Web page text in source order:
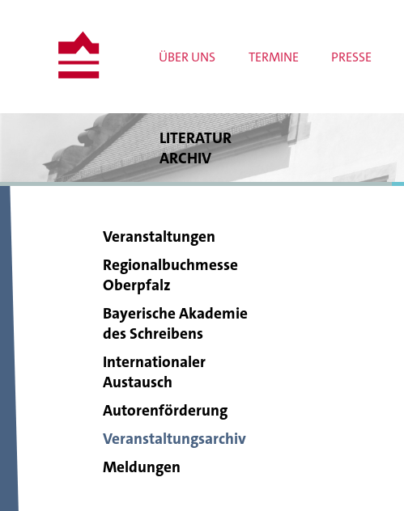
ÜBER UNS TERMINE PRESSE
LITERATUR
ARCHIV
Bestände
Archivrecherche
Publikationen
Wissenschaftliche Projekte
Tagungen und Workshops
Veranstaltungen
Regionalbuchmesse
Oberpfalz
Bayerische Akademie
des Schreibens
Internationaler
Austausch
Autorenförderung
Veranstaltungsarchiv
Meldungen